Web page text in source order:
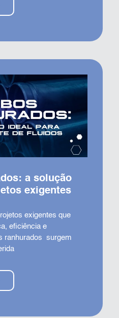
a solução
exigentes
exigentes que
eficiência e
ranhurados surgem